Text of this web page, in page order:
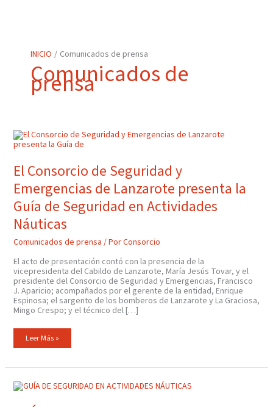
INICIO Comunicados de prensa
Comunicados de
prensa
El Consorcio de Seguridad y
Emergencias de Lanzarote presenta la
Guía de Seguridad en Actividades
Náuticas
Comunicados de prensa / PorConsorcio
El acto de presentación contó con la presencia de la
vicepresidenta del Cabildo de Lanzarote, María Jesús Tovar, y el
presidente del Consorcio de Seguridad y Emergencias, Francisco
J. Aparicio; acompañados por el gerente de la entidad, Enrique
Espinosa; el sargento de los bomberos de Lanzarote y La Graciosa,
Mingo Crespo; y el técnico del […]
El
Consorcio
De
Emergencias
De
Lanzarote
Presenta
La
Guía
De
Seguridad
En
Náuticas
Leer Más »
GUÍA
DE